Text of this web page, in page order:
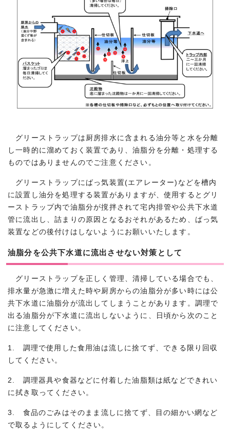
グリーストラップは厨房排水に含まれる油分等と水を分離
し一時的に溜めておく装置であり、油脂分を分離・処理する
ものではありませんのでご注意ください。
グリーストラップにばっ気装置(エアレーター)などを槽内
に設置し油分を処理する装置がありますが、使用するとグリ
ーストラップ内で油脂分が撹拌されて宅内排管や公共下水道
管に流出し、詰まりの原因となるおそれがあるため、ばっ気
装置などの後付けはしないようにお願いいたします。
油脂分を公共下水道に流出させない対策として
グリーストラップを正しく管理、清掃している場合でも、
排水量が急激に増えた時や厨房からの油脂分が多い時には公
共下水道に油脂分が流出してしまうことがあります。調理で
出る油脂分が下水道に流出しないように、日頃から次のこと
に注意してください。
1. 調理で使用した食用油は流しに捨てず、できる限り回収
してください。
2. 調理器具や食器などに付着した油脂類は紙などできれい
に拭き取ってください。
3. 食品のごみはそのまま流しに捨てず、目の細かい網など
で取るようにしてください。